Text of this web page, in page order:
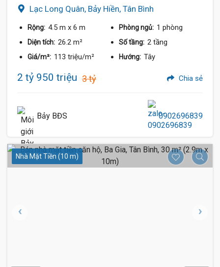
Lạc Long Quân, Bảy Hiền, Tân Bình
Rộng: 4.5 m x 6 m Phòng ngủ: 1 phòng
Diện tích: 26.2 m² Số tầng: 2 tầng
Giá/m²: 113 triệu/m² Hướng: Tây
2 tỷ 950 triệu 3 tỷ Chia sẻ
Bảy BĐS 0902696839
Nhà Mặt Tiền (10 m)